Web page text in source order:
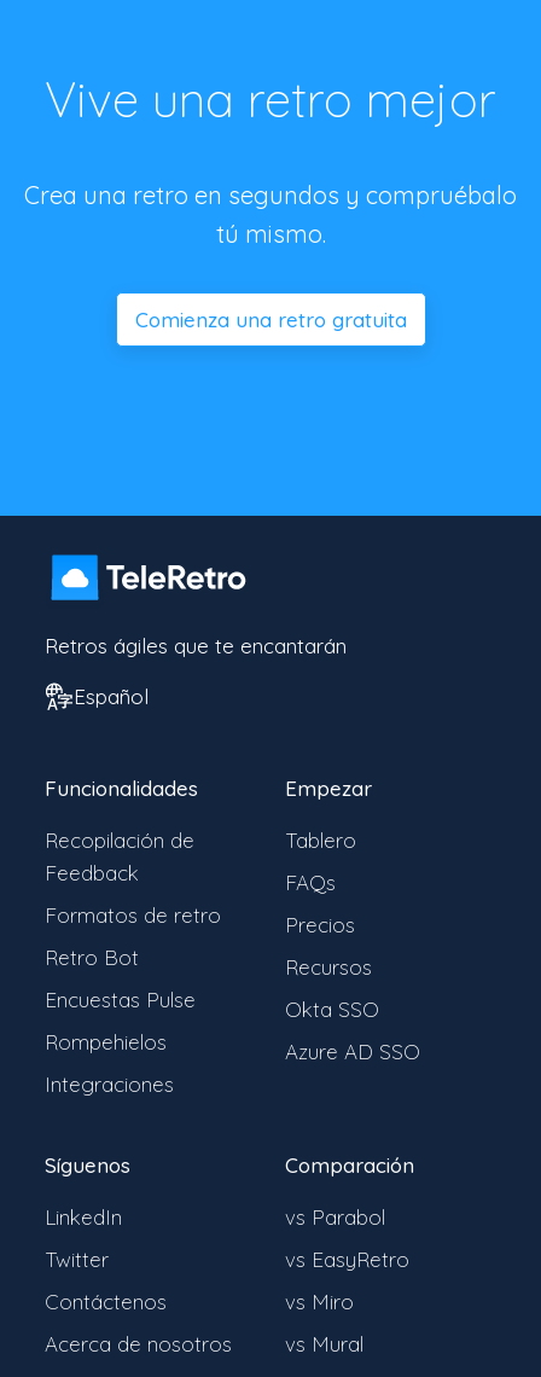
Vive una retro mejor
Crea una retro en segundos y compruébalo
tú mismo.
Comienza una retro gratuita
Retros ágiles que te encantarán
Español
Funcionalidades
Recopilación de
Feedback
Formatos de retro
Retro Bot
Encuestas Pulse
Rompehielos
Integraciones
Empezar
Tablero
FAQs
Precios
Recursos
Okta SSO
Azure AD SSO
Síguenos
LinkedIn
Twitter
Contáctenos
Acerca de nosotros
Comparación
vs Parabol
vs EasyRetro
vs Miro
vs Mural